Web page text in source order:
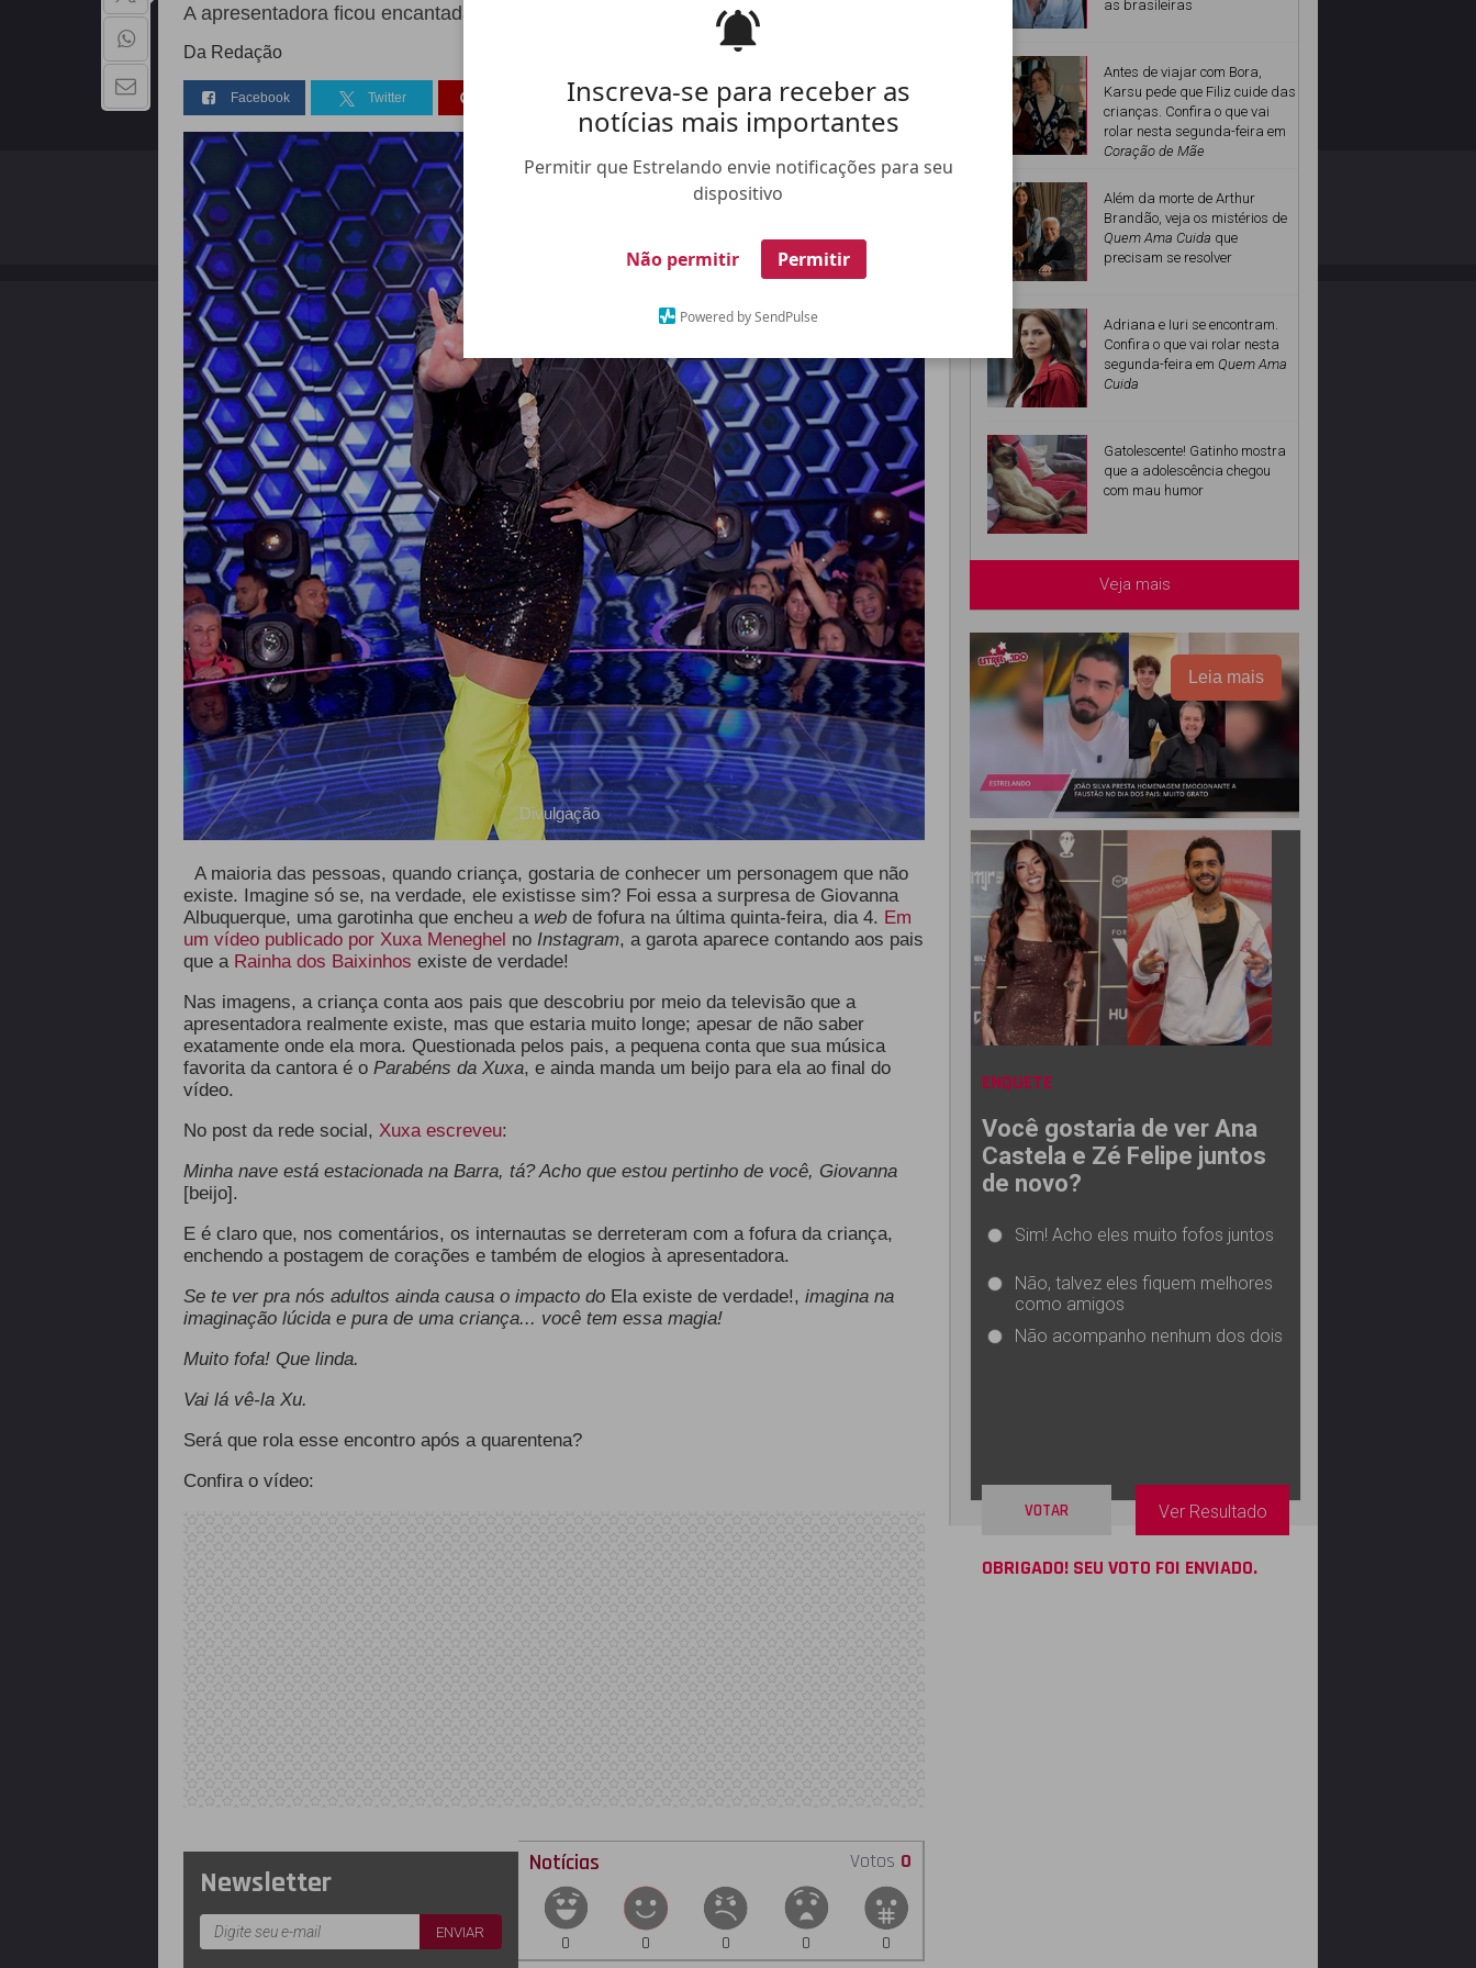
Inscreva-se para receber as
notícias mais importantes
Permitir que Estrelando envie notificações para seu
dispositivo
Não permitir Permitir
Powered by SendPulse
A apresentadora ficou encantada com a animação da criança
Da Redação
Facebook Twitter Whatsapp
Divulgação
A maioria das pessoas, quando criança, gostaria de conhecer um personagem que não
existe. Imagine só se, na verdade, ele existisse sim? Foi essa a surpresa de Giovanna
Albuquerque, uma garotinha que encheu a webde fofura na última quinta-feira, dia 4. Em
um vídeo publicado por Xuxa Meneghel no Instagram, a garota aparece contando aos pais
que a Rainha dos Baixinhos existe de verdade!
Nas imagens, a criança conta aos pais que descobriu por meio da televisão que a
apresentadora realmente existe, mas que estaria muito longe; apesar de não saber
exatamente onde ela mora. Questionada pelos pais, a pequena conta que sua música
favorita da cantora é o Parabéns da Xuxa, e ainda manda um beijo para ela ao final do
vídeo.
No post da rede social, Xuxa escreveu:
Minha nave está estacionada na Barra, tá? Acho que estou pertinho de você, Giovanna
[beijo].
E é claro que, nos comentários, os internautas se derreteram com a fofura da criança,
enchendo a postagem de corações e também de elogios à apresentadora.
Se te ver pra nós adultos ainda causa o impacto do Ela existe de verdade!, imagina na
imaginação lúcida e pura de uma criança... você tem essa magia!
Muito fofa! Que linda.
Vai lá vê-la Xu.
Será que rola esse encontro após a quarentena?
Confira o vídeo:
Newsletter
Notícias Votos 0
0 0 0 0 0
as brasileiras
Antes de viajar com Bora,
Karsu pede que Filiz cuide das
crianças. Confira o que vai
rolar nesta segunda-feira em
Coração de Mãe
Além da morte de Arthur
Brandão, veja os mistérios de
Quem Ama Cuida que
precisam se resolver
Adriana e Iuri se encontram.
Confira o que vai rolar nesta
segunda-feira em Quem Ama
Cuida
Gatolescente! Gatinho mostra
que a adolescência chegou
com mau humor
Veja mais
Leia mais
ENQUETE
Você gostaria de ver Ana
Castela e Zé Felipe juntos
de novo?
Sim! Acho eles muito fofos juntos
Não, talvez eles fiquem melhores
como amigos
Não acompanho nenhum dos dois
VOTAR Ver Resultado
OBRIGADO! SEU VOTO FOI ENVIADO.
QUEM SOMOS FALE CONOSCO ANUNCIE NO ESTRELANDO TRABALHE NO ESTRELANDO
Copyright - 2026 | Todos os direitos reservados Desenvolvido por